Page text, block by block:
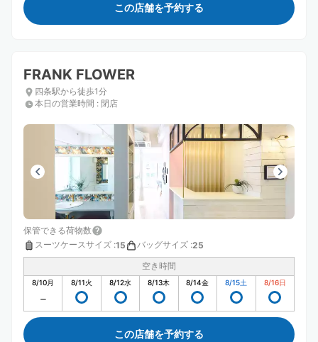
この店舗を予約する
FRANK FLOWER
四条駅から徒歩1分
本日の営業時間 : 閉店
保管できる荷物数
スーツケースサイズ :15 バッグサイズ :25
空き時間
8/10月 8/11火 8/12水 8/13木 8/14金 8/15土 8/16日
この店舗を予約する